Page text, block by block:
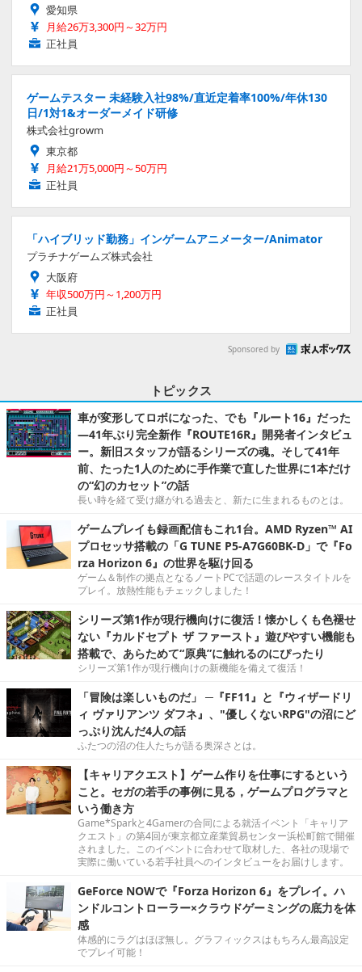
愛知県
月給26万3,300円～32万円
正社員
ゲームテスター 未経験入社98%/直近定着率100%/年休130
日/1対1&オーダーメイド研修
株式会社growm
東京都
月給21万5,000円～50万円
正社員
「ハイブリッド勤務」インゲームアニメーター/Animator
プラチナゲームズ株式会社
大阪府
年収500万円～1,200万円
正社員
Sponsored by
トピックス
車が変形してロボになった、でも『ルート16』だった
―41年ぶり完全新作『ROUTE16R』開発者インタビュ
ー。新旧スタッフが語るシリーズの魂。そして41年
前、たった1人のために手作業で直した世界に1本だけ
の“幻のカセット”の話
長い時を経て受け継がれる過去と、新たに生まれるものとは。
ゲームプレイも録画配信もこれ1台。AMD Ryzen™ AI
プロセッサ搭載の「G TUNE P5-A7G60BK-D」で『Fo
rza Horizon 6』の世界を駆け回る
ゲーム＆制作の拠点となるノートPCで話題のレースタイトルを
プレイ。放熱性能もチェックしました！
シリーズ第1作が現行機向けに復活！懐かしくも色褪せ
ない『カルドセプト ザ ファースト』遊びやすい機能も
搭載で、あらためて“原典”に触れるのにぴったり
シリーズ第1作が現行機向けの新機能を備えて復活！
「冒険は楽しいものだ」 ─『FF11』と『ウィザードリ
ィ ヴァリアンツ ダフネ』、"優しくないRPG"の沼にど
っぷり沈んだ4人の話
ふたつの沼の住人たちが語る奥深さとは。
【キャリアクエスト】ゲーム作りを仕事にするという
こと。セガの若手の事例に見る，ゲームプログラマと
いう働き方
Game*Sparkと4Gamerの合同による就活イベント「キャリア
クエスト」の第4回が東京都立産業貿易センター浜松町館で開催
されました。このイベントに合わせて取材した、各社の現場で
実際に働いている若手社員へのインタビューをお届けします。
GeForce NOWで『Forza Horizon 6』をプレイ。ハ
ンドルコントローラー×クラウドゲーミングの底力を体
感
体感的にラグはほぼ無し。グラフィックスはもちろん最高設定
でプレイ可能！